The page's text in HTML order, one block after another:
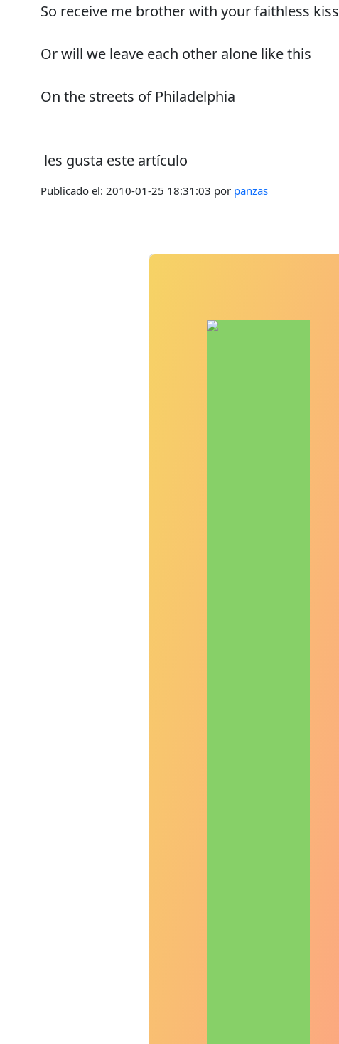
So receive me brother with your faithless kiss
Or will we leave each other alone like this
On the streets of Philadelphia
les gusta este artículo
Publicado el: 2010-01-25 18:31:03 por panzas